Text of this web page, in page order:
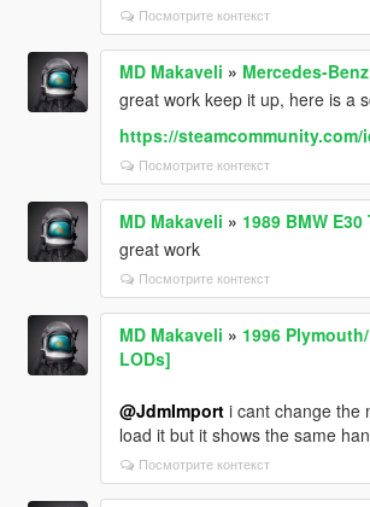
Посмотрите контекст
MD Makaveli » Mercedes-
great work keep it up, here is a
https://steamcommunity.com/
Посмотрите контекст
MD Makaveli » 1989 BMW
great work
Посмотрите контекст
MD Makaveli » 1996
LODs]
@JdmImporti cant change the
load it but it shows the same
Посмотрите контекст